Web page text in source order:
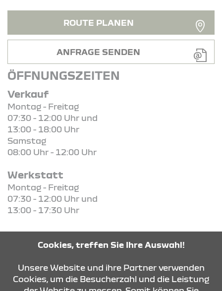
ROUTE PLANEN
ANFRAGE SENDEN
ÖFFNUNGSZEITEN
Verkauf
Montag - Freitag
07:30 - 12:00 Uhr und
13:00 - 18:00 Uhr
Samstag
08:00 Uhr - 12:00 Uhr
Werkstatt
Montag - Freitag
07:30 - 12:00 Uhr und
13:00 - 17:30 Uhr
Cookies, treffen Sie Ihre Auswahl!
Unsere Website und ihre Partner verwenden
Cookies, um die Besucherzahl und die Leistung